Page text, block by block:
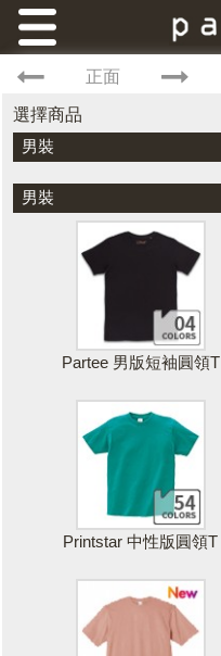
正面
選擇商品
男裝
男裝
Partee 男版短袖圓領T
Printstar 中性版圓領T